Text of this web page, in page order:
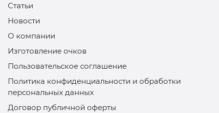
Статьи
Новости
О компании
Изготовление очков
Пользовательское соглашение
Политика конфиденциальности и обработки
персональных данных
Договор публичной оферты